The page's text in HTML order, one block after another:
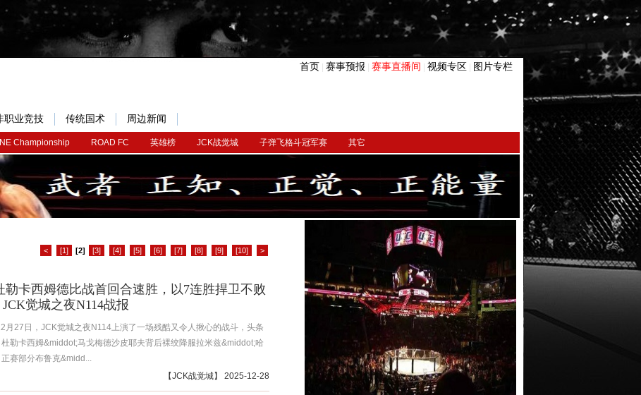
首页 赛事预报 赛事直播间 视频专区 图片专栏
Championship ROAD FC 英雄榜 JCK战觉城 子弹飞格斗冠军赛 其它
职业竞技 传统国术 周边新闻
< [1] [2] [3] [4] [5] [6] [7] [8] [9] [10] >
勒卡西姆德比战首回合速胜，以7连胜捍卫不败
觉城之夜N114战报
月27日，JCK觉城之夜N114上演了一场残酷又令人揪心的战斗，头条
勒卡西姆&middot;马戈梅德沙皮耶夫背后裸绞降服拉米兹&middot;哈
赛部分布鲁克&midd...
【JCK战觉城】 2025-12-28